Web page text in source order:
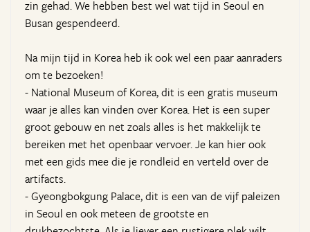
zin gehad. We hebben best wel wat tijd in Seoul en
Busan gespendeerd.
Na mijn tijd in Korea heb ik ook wel een paar aanraders
om te bezoeken!
- National Museum of Korea, dit is een gratis museum
waar je alles kan vinden over Korea. Het is een super
groot gebouw en net zoals alles is het makkelijk te
bereiken met het openbaar vervoer. Je kan hier ook
met een gids mee die je rondleid en verteld over de
artifacts.
- Gyeongbokgung Palace, dit is een van de vijf paleizen
in Seoul en ook meteen de grootste en